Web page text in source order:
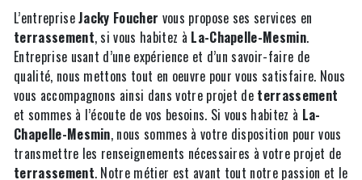
L’entrepriseJacky Foucher vous propose ses services en
terrassement, si vous habitez à La-Chapelle-Mesmin.
Entreprise usant d’une expérience et d’un savoir-faire de
qualité, nous mettons tout en oeuvre pour vous satisfaire. Nous
vous accompagnons ainsi dans votre projet de terrassement
et sommes à l’écoute de vos besoins. Si vous habitez à La-
Chapelle-Mesmin, nous sommes à votre disposition pour vous
transmettre les renseignements nécessaires à votre projet de
terrassement. Notre métier est avant tout notre passion et le